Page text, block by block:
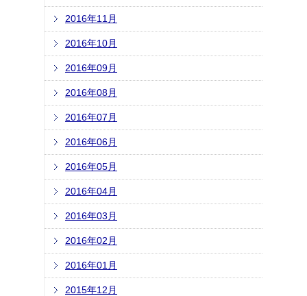
2016年11月
2016年10月
2016年09月
2016年08月
2016年07月
2016年06月
2016年05月
2016年04月
2016年03月
2016年02月
2016年01月
2015年12月